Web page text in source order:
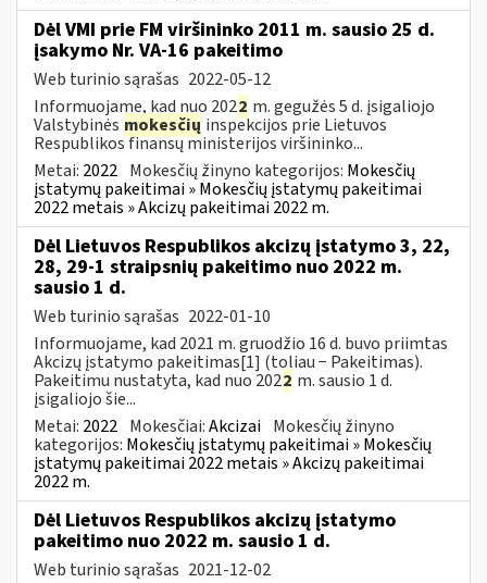
Dėl VMI prie FM viršininko 2011 m. sausio 25 d.
įsakymo Nr. VA-16 pakeitimo
Web turinio sąrašas 2022-05-12
Informuojame, kad nuo 2022 m. gegužės 5 d. įsigaliojo
Valstybinės mokesčių inspekcijos prie Lietuvos
Respublikos finansų ministerijos viršininko...
Metai: 2022 Mokesčių žinyno kategorijos: Mokesčių
įstatymų pakeitimai » Mokesčių įstatymų pakeitimai
2022 metais » Akcizų pakeitimai 2022 m.
Dėl Lietuvos Respublikos akcizų įstatymo 3, 22,
28, 29-1 straipsnių pakeitimo nuo 2022 m.
sausio 1 d.
Web turinio sąrašas 2022-01-10
Informuojame, kad 2021 m. gruodžio 16 d. buvo priimtas
Akcizų įstatymo pakeitimas[1] (toliau − Pakeitimas).
Pakeitimu nustatyta, kad nuo 2022 m. sausio 1 d.
įsigaliojo šie...
Metai: 2022 Mokesčiai:Akcizai Mokesčių žinyno
kategorijos: Mokesčių įstatymų pakeitimai » Mokesčių
įstatymų pakeitimai 2022 metais » Akcizų pakeitimai
2022 m.
Dėl Lietuvos Respublikos akcizų įstatymo
pakeitimo nuo 2022 m. sausio 1 d.
Web turinio sąrašas 2021-12-02